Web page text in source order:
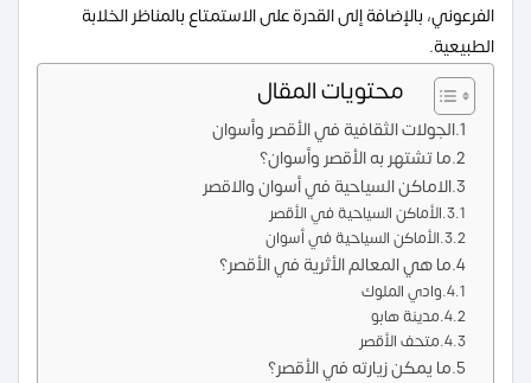
الفرعوني، بالإضافة إلى القدرة على الاستمتاع بالمناظر الخلابة
الطبيعية.
محتويات المقال
الجولات الثقافية في الأقصر وأسوان
ما تشتهر به الأقصر وأسوان؟
الاماكن السياحية في أسوان والاقصر
الأماكن السياحية في الأقصر
الأماكن السياحية في أسوان
ما هي المعالم الأثرية في الأقصر؟
وادي الملوك
مدينة هابو
متحف الأقصر
ما يمكن زيارته في الأقصر؟